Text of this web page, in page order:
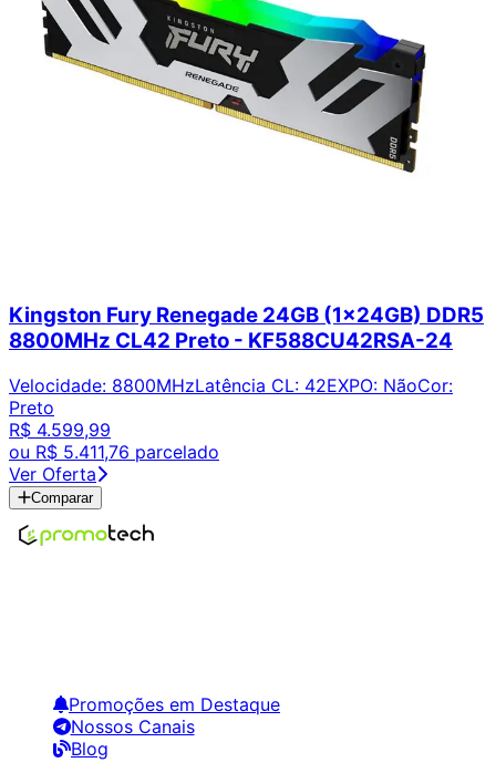
Kingston Fury Renegade 24GB (1x24GB) DDR5
8800MHz CL42 Preto - KF588CU42RSA-24
Velocidade: 8800MHzLatência CL: 42EXPO: NãoCor:
Preto
R$ 4.599,99
ou R$ 5.411,76 parcelado
Ver Oferta
Comparar
Promoções em Destaque
Nossos Canais
Blog